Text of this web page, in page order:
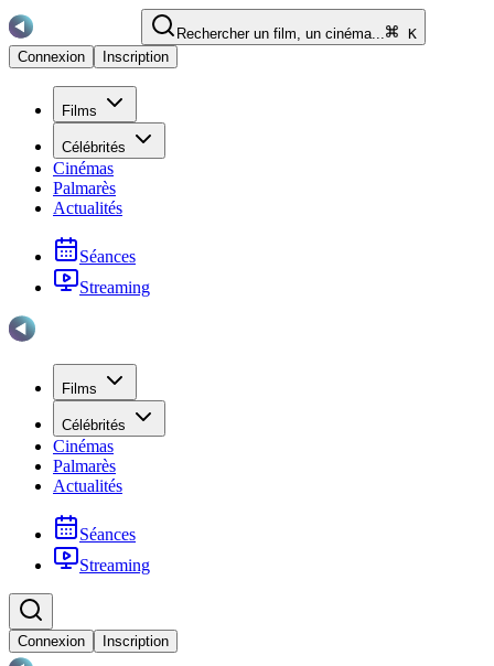
Rechercher un film, un cinéma...
K
Connexion
Inscription
Films
Célébrités
Cinémas
Palmarès
Actualités
Séances
Streaming
Films
Célébrités
Cinémas
Palmarès
Actualités
Séances
Streaming
Connexion Inscription